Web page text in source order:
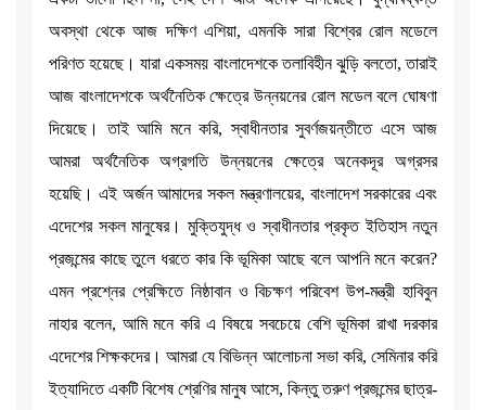
অবস্থা থেকে আজ দক্ষিণ এশিয়া, এমনকি সারা বিশ্বের রোল মডেলে
পরিণত হয়েছে। যারা একসময় বাংলাদেশকে তলাবিহীন ঝুড়ি বলতো, তারাই
আজ বাংলাদেশকে অর্থনৈতিক ক্ষেত্রে উন্নয়নের রোল মডেল বলে ঘোষণা
দিয়েছে। তাই আমি মনে করি, স্বাধীনতার সুবর্ণজয়ন্তীতে এসে আজ
আমরা অর্থনৈতিক অগ্রগতি উন্নয়নের ক্ষেত্রে অনেকদূর অগ্রসর
হয়েছি। এই অর্জন আমাদের সকল মন্ত্রণালয়ের, বাংলাদেশ সরকারের এবং
এদেশের সকল মানুষের। মুক্তিযুদ্ধ ও স্বাধীনতার প্রকৃত ইতিহাস নতুন
প্রজন্মের কাছে তুলে ধরতে কার কি ভূমিকা আছে বলে আপনি মনে করেন?
এমন প্রশ্নের প্রেক্ষিতে নিষ্ঠাবান ও বিচক্ষণ পরিবেশ উপ-মন্ত্রী হাবিবুন
নাহার বলেন, আমি মনে করি এ বিষয়ে সবচেয়ে বেশি ভূমিকা রাখা দরকার
এদেশের শিক্ষকদের। আমরা যে বিভিন্ন আলোচনা সভা করি, সেমিনার করি
ইত্যাদিতে একটি বিশেষ শ্রেণির মানুষ আসে, কিন্তু তরুণ প্রজন্মের ছাত্র-